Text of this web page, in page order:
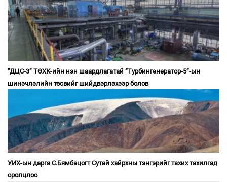
"ДЦС-3” ТӨХК-ийн нэн шаардлагатай “Турбингенератор-5”-ын
шинэчлэлийн төсвийг шийдвэрлэхээр болов
УИХ-ын дарга С.Бямбацогт Сутай хайрхны тэнгэрийг тахих тахилгад
оролцлоо